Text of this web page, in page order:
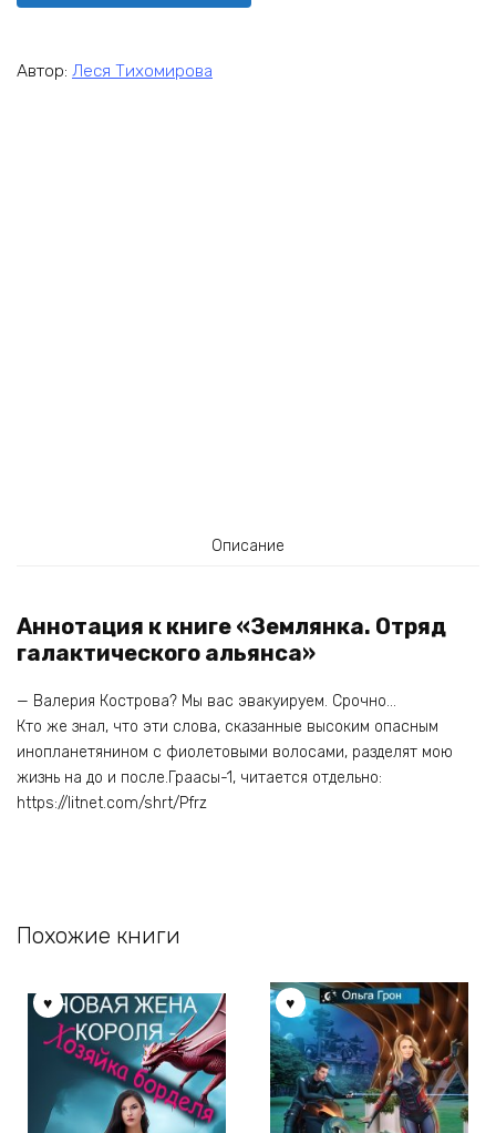
Автор: Леся Тихомирова
Описание
Аннотация к книге «Землянка. Отряд
галактического альянса»
— Валерия Кострова? Мы вас эвакуируем. Срочно…
Кто же знал, что эти слова, сказанные высоким опасным
инопланетянином с фиолетовыми волосами, разделят мою
жизнь на до и после.Граасы-1, читается отдельно:
https://litnet.com/shrt/Pfrz
Похожие книги